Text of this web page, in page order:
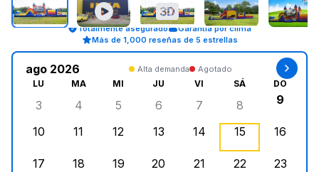
Totalmente asegurado
Garantía por clima
Más de 1,000 reseñas de 5 estrellas
ago 2026 Alta demanda Agotado
LU MA MI JU VI SÁ DO
lunes, agosto 3, 2026
3
martes, agosto 4, 2026
4
miércoles, agosto 5, 2026
5
jueves, agosto 6, 2026
6
viernes, agosto 7,
7
sábado,
8 9
10
11
12
13
14
15
16
17
18
19
20
21
22
23